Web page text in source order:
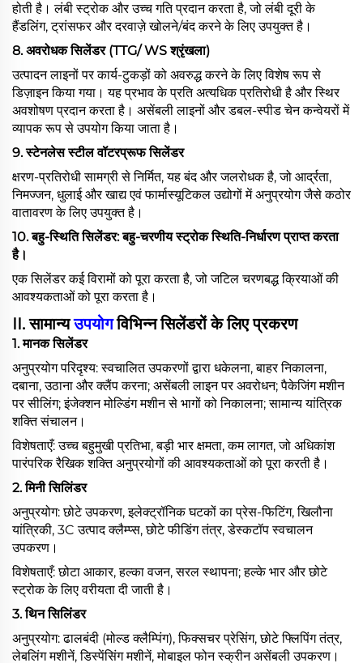
होती है। लंबी स्ट्रोक और उच्च गति प्रदान करता है, जो लंबी दूरी के
हैंडलिंग, ट्रांसफर और दरवाज़े खोलने/बंद करने के लिए उपयुक्त है।
8. अवरोधक सिलेंडर (TTG/ WS श्रृंखला)
उत्पादन लाइनों पर कार्य-टुकड़ों को अवरुद्ध करने के लिए विशेष रूप से
डिज़ाइन किया गया। यह प्रभाव के प्रति अत्यधिक प्रतिरोधी है और स्थिर
अवशोषण प्रदान करता है। असेंबली लाइनों और डबल-स्पीड चेन कन्वेयरों में
व्यापक रूप से उपयोग किया जाता है।
9. स्टेनलेस स्टील वॉटरप्रूफ सिलेंडर
क्षरण-प्रतिरोधी सामग्री से निर्मित, यह बंद और जलरोधक है, जो आर्द्रता,
निमज्जन, धुलाई और खाद्य एवं फार्मास्यूटिकल उद्योगों में अनुप्रयोग जैसे कठोर
वातावरण के लिए उपयुक्त है।
10. बहु-स्थिति सिलेंडर: बहु-चरणीय स्ट्रोक स्थिति-निर्धारण प्राप्त करता
है।
एक सिलेंडर कई विरामों को पूरा करता है, जो जटिल चरणबद्ध क्रियाओं की
आवश्यकताओं को पूरा करता है।
II. सामान्यउपयोगविभिन्न सिलेंडरों के लिए प्रकरण
1. मानक सिलेंडर
अनुप्रयोग परिदृश्य: स्वचालित उपकरणों द्वारा धकेलना, बाहर निकालना,
दबाना, उठाना और क्लैंप करना; असेंबली लाइन पर अवरोधन; पैकेजिंग मशीन
पर सीलिंग; इंजेक्शन मोल्डिंग मशीन से भागों को निकालना; सामान्य यांत्रिक
शक्ति संचालन।
विशेषताएँ: उच्च बहुमुखी प्रतिभा, बड़ी भार क्षमता, कम लागत, जो अधिकांश
पारंपरिक रैखिक शक्ति अनुप्रयोगों की आवश्यकताओं को पूरा करती है।
2.मिनी सिलिंडर
अनुप्रयोग: छोटे उपकरण, इलेक्ट्रॉनिक घटकों का प्रेस-फिटिंग, खिलौना
यांत्रिकी, 3C उत्पाद क्लैम्प्स, छोटे फीडिंग तंत्र, डेस्कटॉप स्वचालन
उपकरण।
विशेषताएँ: छोटा आकार, हल्का वजन, सरल स्थापना; हल्के भार और छोटे
स्ट्रोक के लिए वरीयता दी जाती है।
3.थिन सिलिंडर
अनुप्रयोग: ढालबंदी (मोल्ड क्लैम्पिंग), फिक्सचर प्रेसिंग, छोटे फ्लिपिंग तंत्र,
लेबलिंग मशीनें, डिस्पेंसिंग मशीनें, मोबाइल फोन स्क्रीन असेंबली उपकरण।